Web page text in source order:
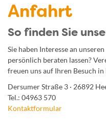
Anfahrt
So finden Sie
Sie haben Interesse an
persönlich beraten lassen?
freuen uns auf Ihren Besuch in
Dersumer Straße 3 · 26892
Tel.: 04963 570
Kontaktformular